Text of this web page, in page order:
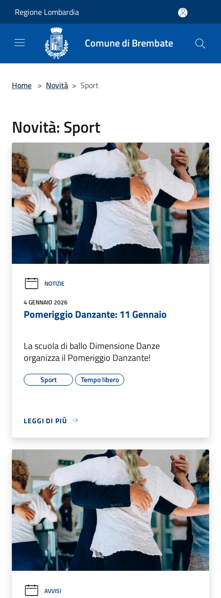
Regione Lombardia
Comune di Brembate
Home > Novità > Sport
Novità: Sport
NOTIZIE
4 GENNAIO 2026
Pomeriggio Danzante: 11 Gennaio
La scuola di ballo Dimensione Danze
organizza il Pomeriggio Danzante!
Sport Tempo libero
LEGGI DI PIÙ
AVVISI